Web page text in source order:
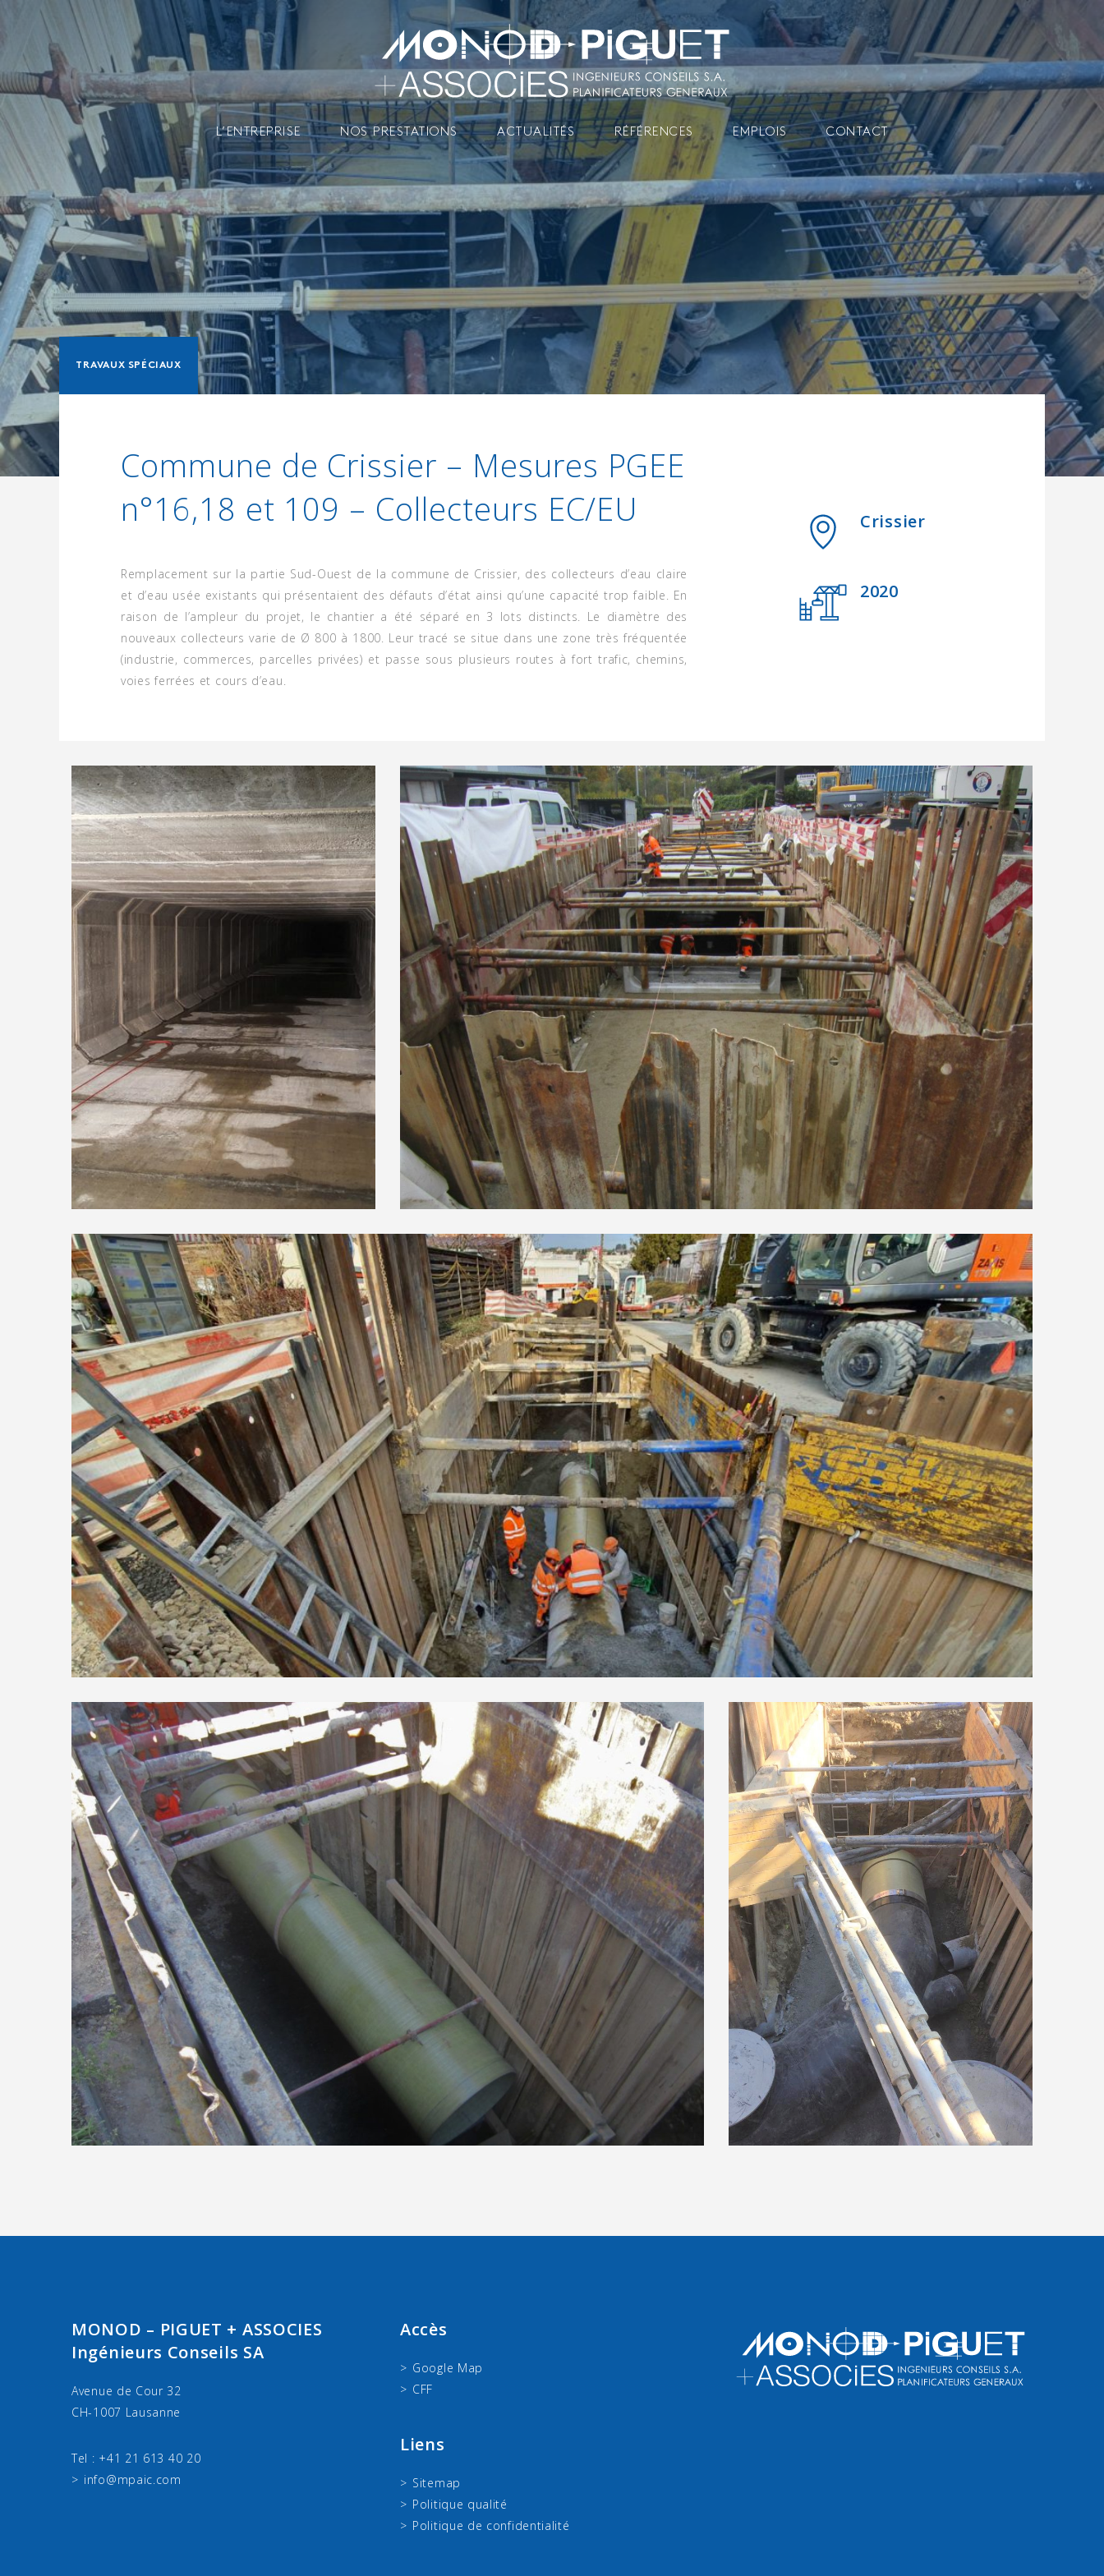
L’ENTREPRISE NOS PRESTATIONS ACTUALITÉS RÉFÉRENCES EMPLOIS CONTACT
TRAVAUX SPÉCIAUX
Commune de Crissier – Mesures PGEE
n°16,18 et 109 – Collecteurs EC/EU
Remplacement sur la partie Sud-Ouest de la commune de Crissier, des collecteurs d’eau claire
et d’eau usée existants qui présentaient des défauts d’état ainsi qu’une capacité trop faible. En
raison de l’ampleur du projet, le chantier a été séparé en 3 lots distincts. Le diamètre des
nouveaux collecteurs varie de Ø 800 à 1800. Leur tracé se situe dans une zone très fréquentée
(industrie, commerces, parcelles privées) et passe sous plusieurs routes à fort trafic, chemins,
voies ferrées et cours d’eau.
Crissier
2020
MONOD – PIGUET + ASSOCIES
Ingénieurs Conseils SA
Avenue de Cour 32
CH-1007 Lausanne
Tel : +41 21 613 40 20
info@mpaic.com
Accès
Google Map
CFF
Liens
Sitemap
Politique qualité
Politique de confidentialité